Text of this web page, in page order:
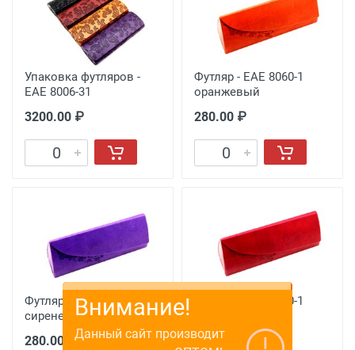
Упаковка футляров -
EAE 8006-31
3200.00 ₽
Футляр - EAE 8060-1
оранжевый
280.00 ₽
Футляр - EAE 8060-1
сиреневый
280.00 ₽
Футляр - EAE 8060-1
280.00 ₽